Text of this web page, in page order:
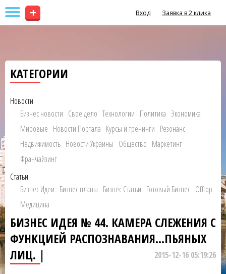
+ Вход Заявка в 2 клика
КАТЕГОРИИ
Новости
Бизнес новости Свое дело Технологии Политика Экономика
Мировые Новости Портала Курсы и тренинги Резонанс
Недвижимость Новости Украины Общество Маркетинг
Франчайзинг
Статьи
Бизнес Идеи Бизнес планы Бизнес Статьи Готовый Бизнес Offtop
Медицина
БИЗНЕС ИДЕЯ № 44. КАМЕРА СЛЕЖЕНИЯ С
ФУНКЦИЕЙ РАСПОЗНАВАНИЯ...ПЬЯНЫХ
ЛИЦ. |
2015-12-16 05:19:26